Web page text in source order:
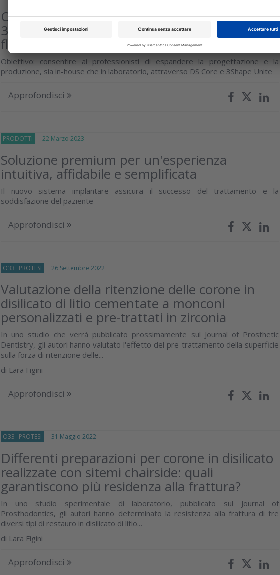
Odontoiatria digitale: Dentsply Sirona e
3Shape espandono l’integrazione tra i loro
flussi di lavoro
Obiettivo: consentire ai professionisti di espandere la progettazione e la
produzione, sia in-house che in laboratorio, attraverso DS Core e 3Shape Unite
Approfondisci
PRODOTTI 22 Marzo 2023
Soluzione premium per un'esperienza
intuitiva, affidabile e semplificata
Il nuovo sistema implantare assicura il successo del trattamento e la
soddisfazione del paziente
Approfondisci
O33 PROTESI 26 Settembre 2022
Valutazione della ritenzione delle corone in
disilicato di litio cementate a monconi
personalizzati e pre-trattati in zirconia
In uno studio che verrà pubblicato prossimamente sul Journal of Prosthetic
Dentistry, gli autori hanno valutato l'effetto del pre-trattamento della superficie
sulla forza di ritenzione delle...
di Lara Figini
Approfondisci
O33 PROTESI 31 Maggio 2022
Differenti preparazioni per corone in disilicato
realizzate con sitemi chairside: quali
garantiscono più residenza alla frattura?
In uno studio sperimentale di laboratorio, pubblicato sul Journal of
Prosthodontics, gli autori hanno determinato la resistenza alla frattura di tre
diversi tipi di restauro in disilicato di litio...
di Lara Figini
Approfondisci